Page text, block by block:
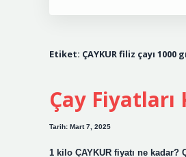
Etiket: ÇAYKUR filiz çayı 1000
Çay Fiyatları
Tarih: Mart 7, 2025
1 kilo ÇAYKUR fiyatı ne